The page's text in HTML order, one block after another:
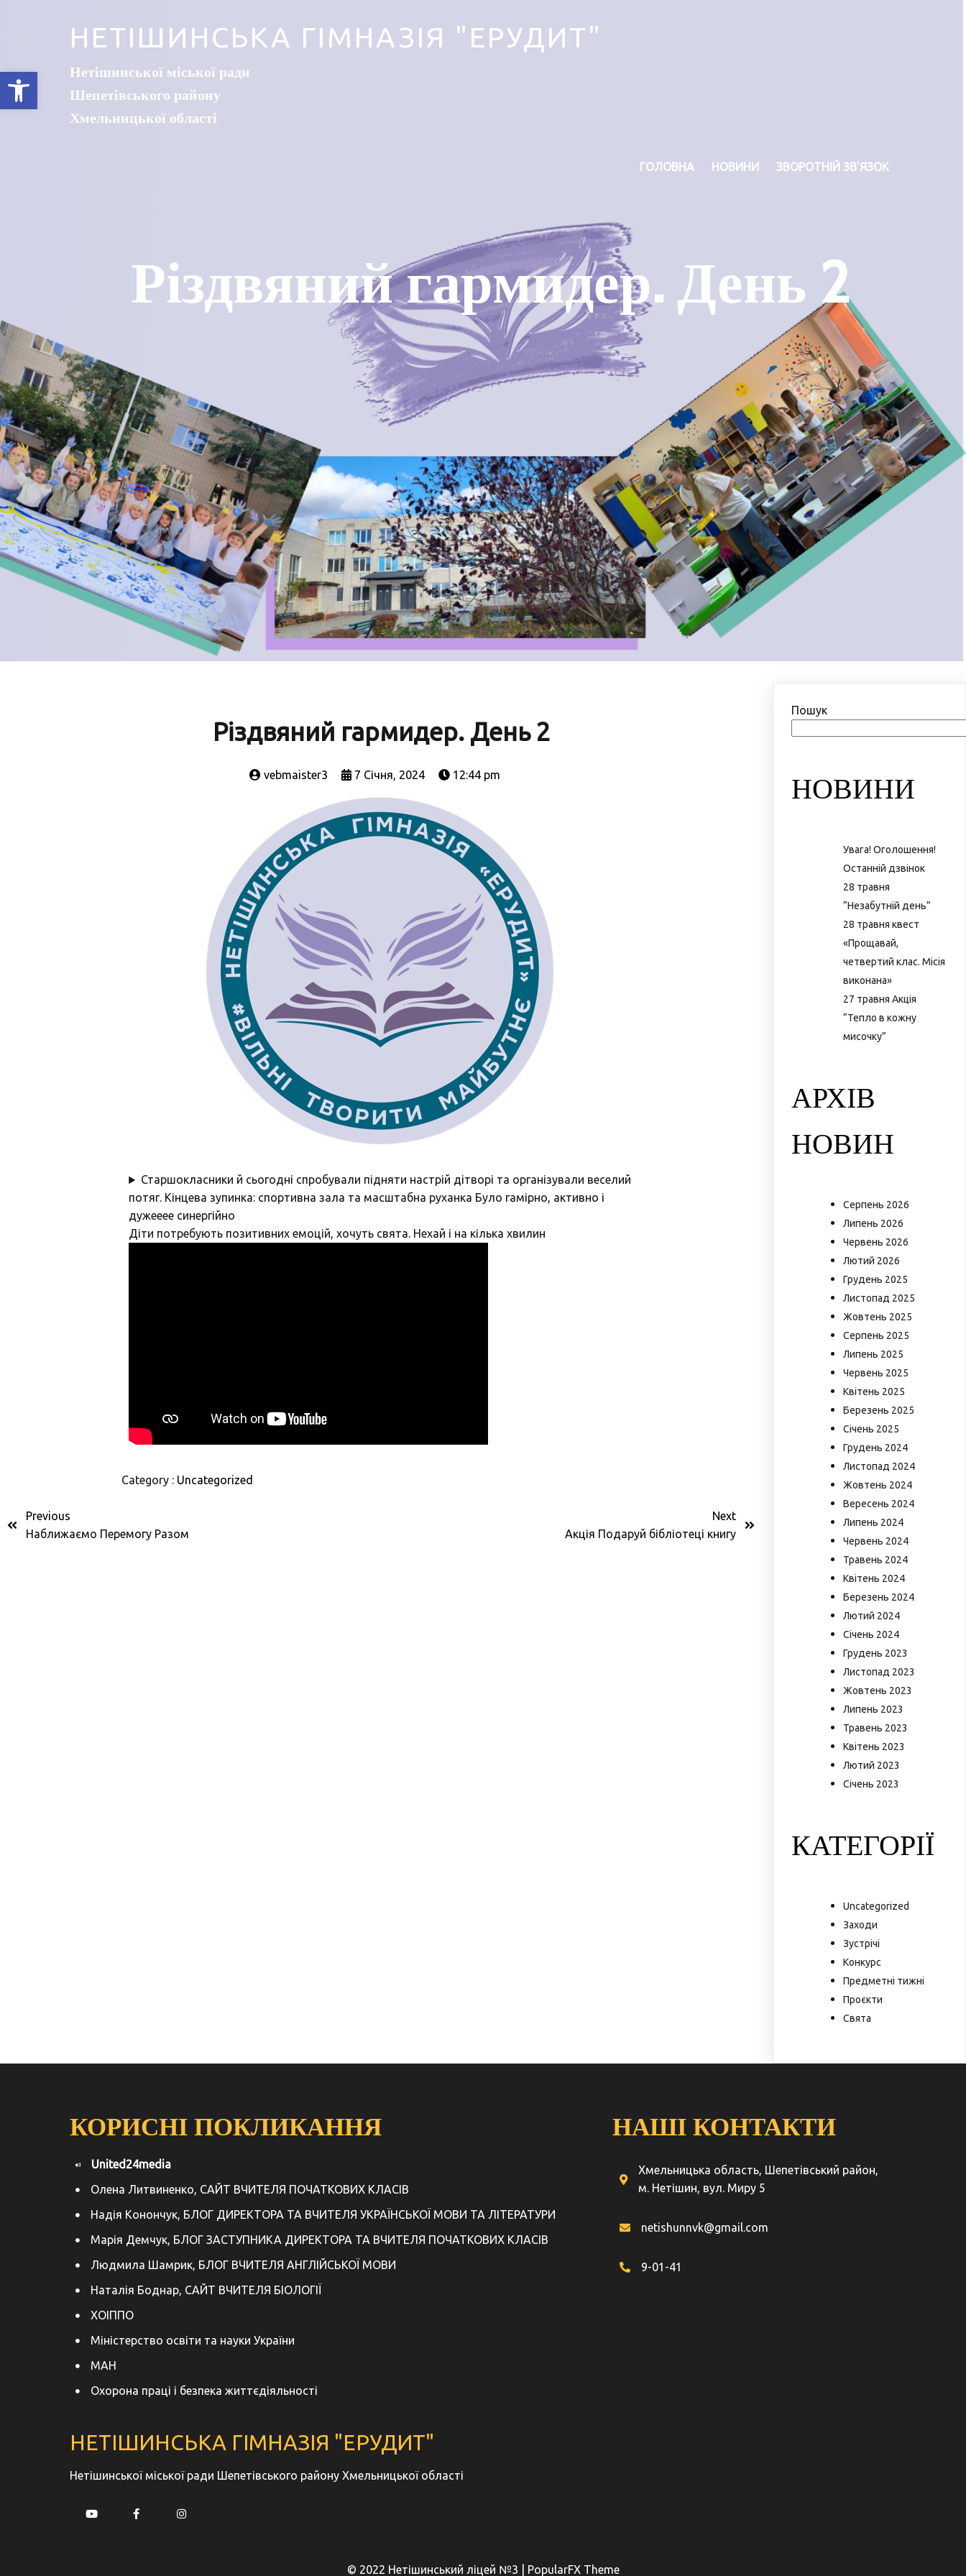
Відкрити Панель інструментів
НЕТІШИНСЬКА ГІМНАЗІЯ "ЕРУДИТ"
Нетішинської міської ради
Шепетівського району
Хмельницької області
ГОЛОВНА НОВИНИ ЗВОРОТНІЙ ЗВ’ЯЗОК
Різдвяний гармидер. День 2
Різдвяний гармидер. День 2
vebmaister3 7 Січня, 2024 12:44 pm
Старшокласники й сьогодні спробували підняти настрій дітворі та організували веселий
потяг. Кінцева зупинка: спортивна зала та масштабна руханка Було гамірно, активно і
дужееее синергійно
Діти потребують позитивних емоцій, хочуть свята. Нехай і на кілька хвилин
Category : Uncategorized
Previous
Наближаємо Перемогу Разом
Next
Акція Подаруй бібліотеці книгу
Пошук
НОВИНИ
Увага! Оголошення!
Останній дзвінок
28 травня
“Незабутній день”
28 травня квест
«Прощавай,
четвертий клас. Місія
виконана»
27 травня Акція
“Тепло в кожну
мисочку”
АРХІВ
НОВИН
Серпень 2026
Липень 2026
Червень 2026
Лютий 2026
Грудень 2025
Листопад 2025
Жовтень 2025
Серпень 2025
Липень 2025
Червень 2025
Квітень 2025
Березень 2025
Січень 2025
Грудень 2024
Листопад 2024
Жовтень 2024
Вересень 2024
Липень 2024
Червень 2024
Травень 2024
Квітень 2024
Березень 2024
Лютий 2024
Січень 2024
Грудень 2023
Листопад 2023
Жовтень 2023
Липень 2023
Травень 2023
Квітень 2023
Лютий 2023
Січень 2023
КАТЕГОРІЇ
Uncategorized
Заходи
Зустрічі
Конкурс
Предметні тижні
Проєкти
Свята
КОРИСНІ ПОКЛИКАННЯ
United24media
Олена Литвиненко, САЙТ ВЧИТЕЛЯ ПОЧАТКОВИХ КЛАСІВ
Надія Конончук, БЛОГ ДИРЕКТОРА ТА ВЧИТЕЛЯ УКРАЇНСЬКОЇ МОВИ ТА ЛІТЕРАТУРИ
Марія Демчук, БЛОГ ЗАСТУПНИКА ДИРЕКТОРА ТА ВЧИТЕЛЯ ПОЧАТКОВИХ КЛАСІВ
Людмила Шамрик, БЛОГ ВЧИТЕЛЯ АНГЛІЙСЬКОЇ МОВИ
Наталія Боднар, САЙТ ВЧИТЕЛЯ БІОЛОГІЇ
ХОІППО
Міністерство освіти та науки України
МАН
Охорона праці і безпека життєдіяльності
НАШІ КОНТАКТИ
Хмельницька область, Шепетівський район,
м. Нетішин, вул. Миру 5
netishunnvk@gmail.com
9-01-41
НЕТІШИНСЬКА ГІМНАЗІЯ "ЕРУДИТ"
Нетішинської міської ради Шепетівського району Хмельницької області
© 2022 Нетішинський ліцей №3 | PopularFX Theme